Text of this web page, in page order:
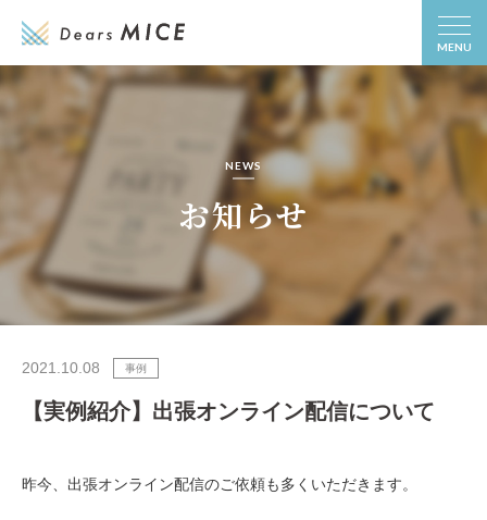
MENU
NEWS
お知らせ
2021.10.08 事例
【実例紹介】出張オンライン配信について
昨今、出張オンライン配信のご依頼も多くいただきます。